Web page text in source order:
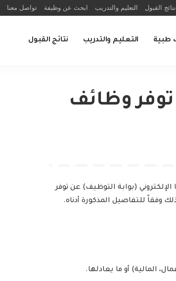
نتائج القبول التعليم والتدريب ابحث عن وظيفة تواصل معنا
طبية التعليم والتدريب نتائج القبول
توفر وظائف
(بوابة التوظيف) عن توفر
وفقاً للتفاصيل المذكورة أدناه.
المالية) أو ما يعادلها.